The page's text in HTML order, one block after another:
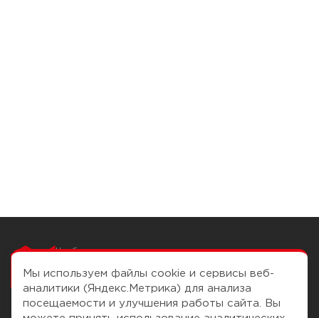
Чтобы вам легко
Мы используем файлы cookie и сервисы веб-
аналитики (Яндекс.Метрика) для анализа
посещаемости и улучшения работы сайта. Вы